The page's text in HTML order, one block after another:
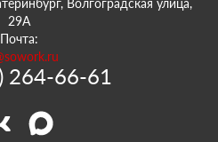
Волгоградская улица,
29А
Почта:
264-66-61